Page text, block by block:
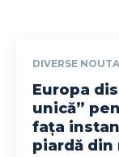
DIVERSE
Europa
unică”
fața
piardă din